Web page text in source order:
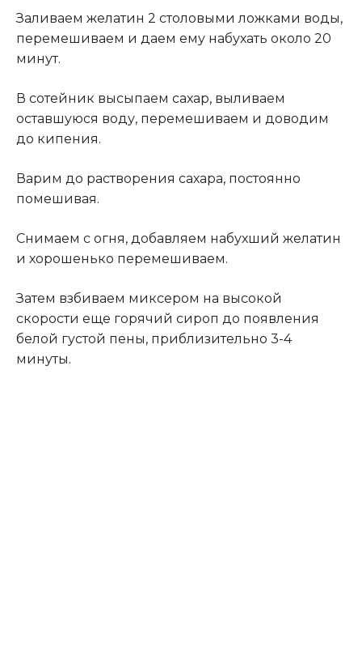
Заливаем желатин 2 столовыми ложками воды,
перемешиваем и даем ему набухать около 20
минут.
В сотейник высыпаем сахар, выливаем
оставшуюся воду, перемешиваем и доводим
до кипения.
Варим до растворения сахара, постоянно
помешивая.
Снимаем с огня, добавляем набухший желатин
и хорошенько перемешиваем.
Затем взбиваем миксером на высокой
скорости еще горячий сироп до появления
белой густой пены, приблизительно 3-4
минуты.